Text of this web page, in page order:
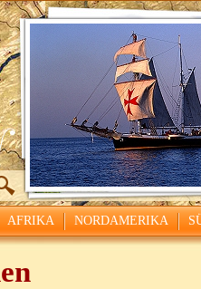
AFRIKA NORDAMERIKA